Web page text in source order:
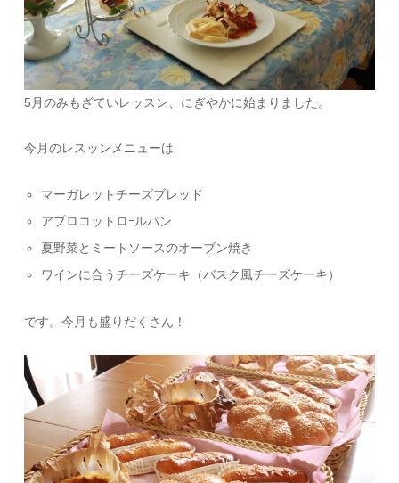
5月のみもざていレッスン、にぎやかに始まりました。
今月のレスッンメニューは
マーガレットチーズブレッド
アプロコットロｰルパン
夏野菜とミートソースのオーブン焼き
ワインに合うチーズケーキ（バスク風チーズケーキ）
です。今月も盛りだくさん！